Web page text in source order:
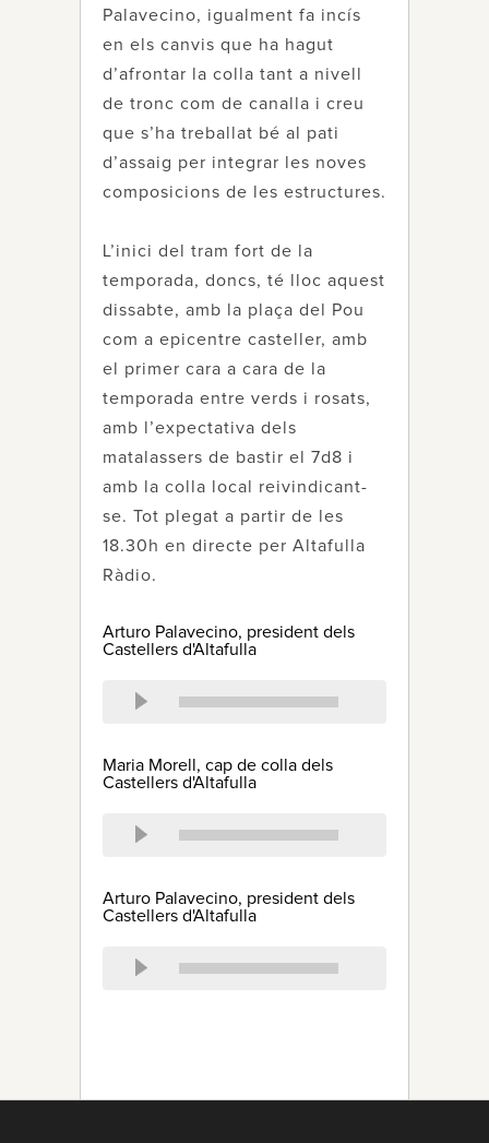
Palavecino, igualment fa incís
en els canvis que ha hagut
d’afrontar la colla tant a nivell
de tronc com de canalla i creu
que s’ha treballat bé al pati
d’assaig per integrar les noves
composicions de les estructures.
L’inici del tram fort de la
temporada, doncs, té lloc aquest
dissabte, amb la plaça del Pou
com a epicentre casteller, amb
el primer cara a cara de la
temporada entre verds i rosats,
amb l’expectativa dels
matalassers de bastir el 7d8 i
amb la colla local reivindicant-
se. Tot plegat a partir de les
18.30h en directe per Altafulla
Ràdio.
Arturo Palavecino, president dels
Castellers d'Altafulla
Maria Morell, cap de colla dels
Castellers d'Altafulla
Arturo Palavecino, president dels
Castellers d'Altafulla